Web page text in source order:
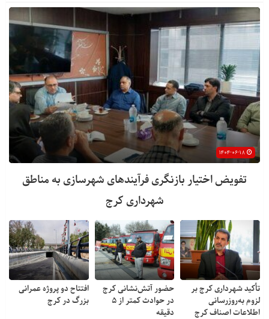
تفویض اختیار بازنگری فرآیندهای شهرسازی به مناطق
شهرداری کرج
تأکید شهرداری کرج بر
لزوم به‌روزرسانی
اطلاعات اصناف کرج
حضور آتش‌نشانی کرج
در حوادث کمتر از ۵
دقیقه
افتتاح دو پروژه عمرانی
بزرگ در کرج